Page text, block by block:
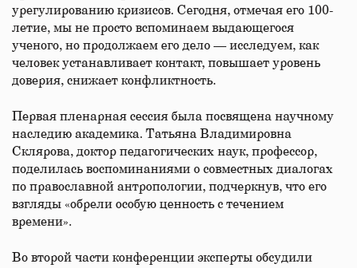
урегулированию кризисов. Сегодня, отмечая его 100-
летие, мы не просто вспоминаем выдающегося
ученого, но продолжаем его дело — исследуем, как
человек устанавливает контакт, повышает уровень
доверия, снижает конфликтность.
Первая пленарная сессия была посвящена научному
наследию академика. Татьяна Владимировна
Склярова, доктор педагогических наук, профессор,
поделилась воспоминаниями о совместных диалогах
по православной антропологии, подчеркнув, что его
взгляды «обрели особую ценность с течением
времени».
Во второй части конференции эксперты обсудили